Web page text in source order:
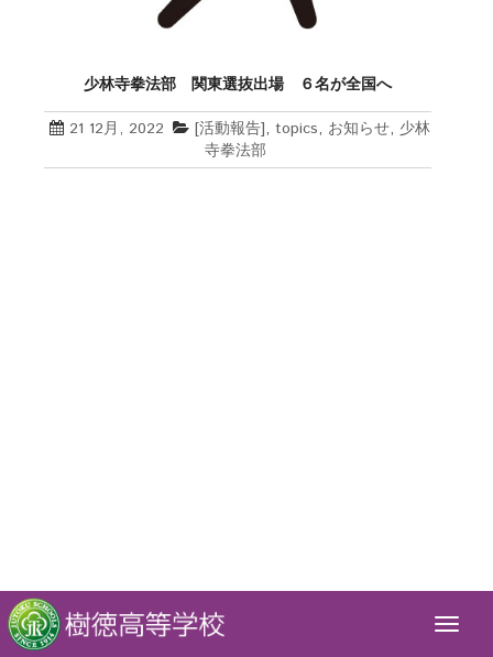
少林寺拳法部 関東選抜出場 ６名が全国へ
21 12月, 2022 [活動報告], topics, お知らせ, 少林
寺拳法部